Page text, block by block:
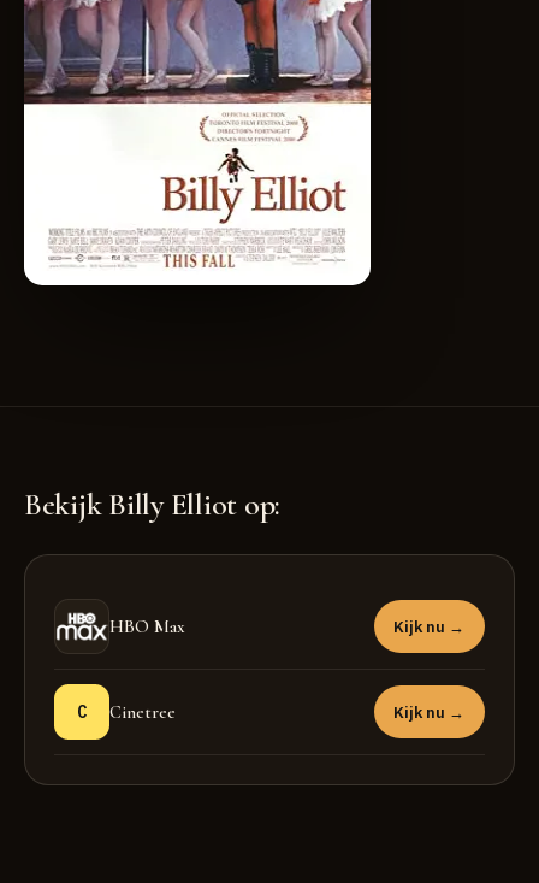
Bekijk Billy Elliot op:
HBO Max Kijk nu →
C Cinetree Kijk nu →